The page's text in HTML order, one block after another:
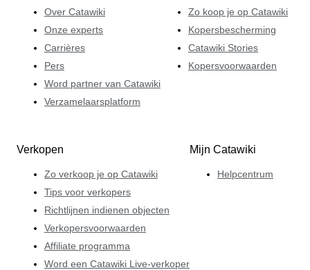
Over Catawiki
Onze experts
Carrières
Pers
Word partner van Catawiki
Verzamelaarsplatform
Zo koop je op Catawiki
Kopersbescherming
Catawiki Stories
Kopersvoorwaarden
Verkopen
Zo verkoop je op Catawiki
Tips voor verkopers
Richtlijnen indienen objecten
Verkopersvoorwaarden
Affiliate programma
Word een Catawiki Live-verkoper
Mijn Catawiki
Helpcentrum